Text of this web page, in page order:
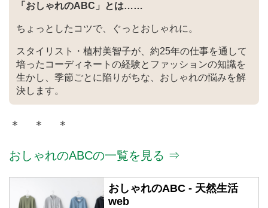
「おしゃれのABC」とは……
ちょっとしたコツで、ぐっとおしゃれに。
スタイリスト・植村美智子が、約25年の仕事を通して
培ったコーディネートの経験とファッションの知識を
生かし、季節ごとに陥りがちな、おしゃれの悩みを解
決します。
＊ ＊ ＊
おしゃれのABCの一覧を見る ⇒
おしゃれのABC - 天然生活
web